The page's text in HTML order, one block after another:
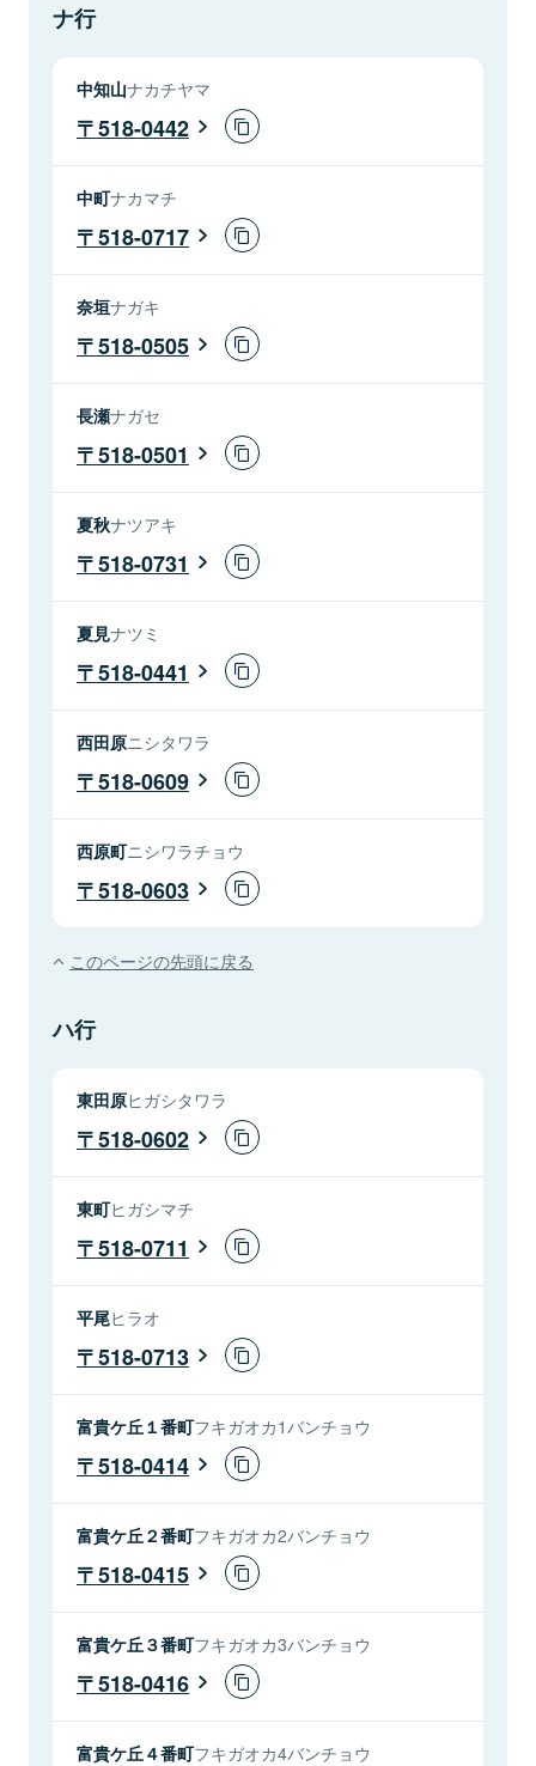
ナ行
中知山ナカチヤマ
518-0442
中町ナカマチ
518-0717
奈垣ナガキ
518-0505
長瀬ナガセ
518-0501
夏秋ナツアキ
518-0731
夏見ナツミ
518-0441
西田原ニシタワラ
518-0609
西原町ニシワラチョウ
518-0603
このページの先頭に戻る
ハ行
東田原ヒガシタワラ
518-0602
東町ヒガシマチ
518-0711
平尾ヒラオ
518-0713
富貴ケ丘１番町フキガオカ1バンチョウ
518-0414
富貴ケ丘２番町フキガオカ2バンチョウ
518-0415
富貴ケ丘３番町フキガオカ3バンチョウ
518-0416
富貴ケ丘４番町フキガオカ4バンチョウ